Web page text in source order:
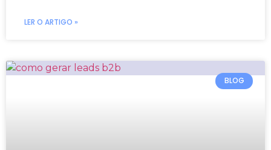
LER O ARTIGO »
BLOG